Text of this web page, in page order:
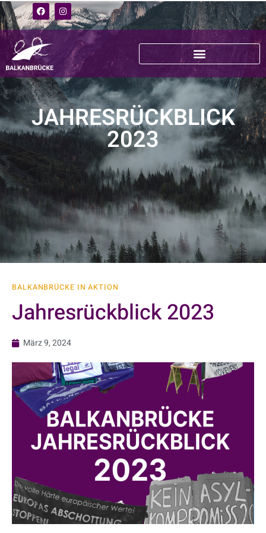
JAHRESRÜCKBLICK
2023
BALKANBRÜCKE IN AKTION
Jahresrückblick 2023
März 9, 2024